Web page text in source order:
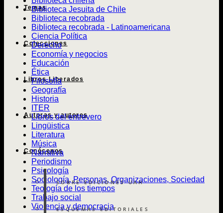
Temas
Colecciones
Libros Liberados
Autoras y autores
Conócenos
SOBRE EDICIONES UAH
ESQUEMAS EDITORIALES
Biblioteca Jesuita de Chile
Biblioteca recobrada
Biblioteca recobrada - Latinoamericana
Ciencia Política
Derecho
Economía y negocios
Educación
Ética
Filosofía
Geografía
Historia
ITER
Libros del entrevero
Lingüistica
Literatura
Música
Narrativa
Periodismo
Psicología
Sociología, Personas, Organizaciones, Sociedad
Teología de los tiempos
Trabajo social
Violencia y democracia